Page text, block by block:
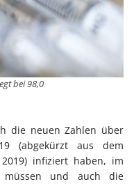
bei 98,0
die neuen Zahlen über
(abgekürzt aus dem
2019) infiziert haben, im
müssen und auch die